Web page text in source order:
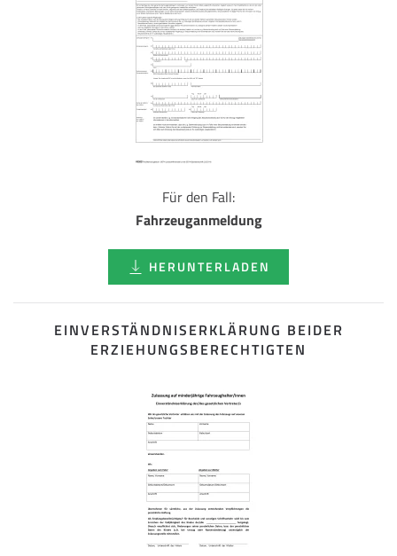
Für den Fall:
Fahrzeuganmeldung
HERUNTERLADEN
EINVERSTÄNDNISERKLÄRUNG BEIDER
ERZIEHUNGSBERECHTIGTEN